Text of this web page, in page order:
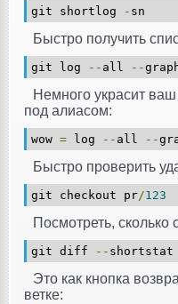
git shortlog - sn
Быстро получить
git log -- all --
Немного украсит ваш
под алиасом:
wow = log -- all --
Быстро проверить
git checkout pr/123
Посмотреть, сколько
git diff -- shortstat
Это как кнопка
ветке: